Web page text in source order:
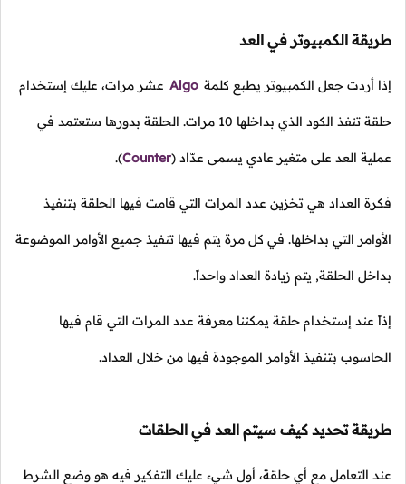
طريقة الكمبيوتر في العد
إذا أردت جعل الكمبيوتر يطبع كلمة Algo عشر مرات، عليك إستخدام
حلقة تنفذ الكود الذي بداخلها 10 مرات. الحلقة بدورها ستعتمد في
عملية العد على متغير عادي يسمى عدّاد (
Counter
).
فكرة العداد هي تخزين عدد المرات التي قامت فيها الحلقة بتنفيذ
الأوامر التي بداخلها. في كل مرة يتم فيها تنفيذ جميع الأوامر الموضوعة
بداخل الحلقة, يتم زيادة العداد واحداً.
إذاً عند إستخدام حلقة يمكننا معرفة عدد المرات التي قام فيها
الحاسوب بتنفيذ الأوامر الموجودة فيها من خلال العداد.
طريقة تحديد كيف سيتم العد في الحلقات
عند التعامل مع أي حلقة، أول شيء عليك التفكير فيه هو وضع الشرط